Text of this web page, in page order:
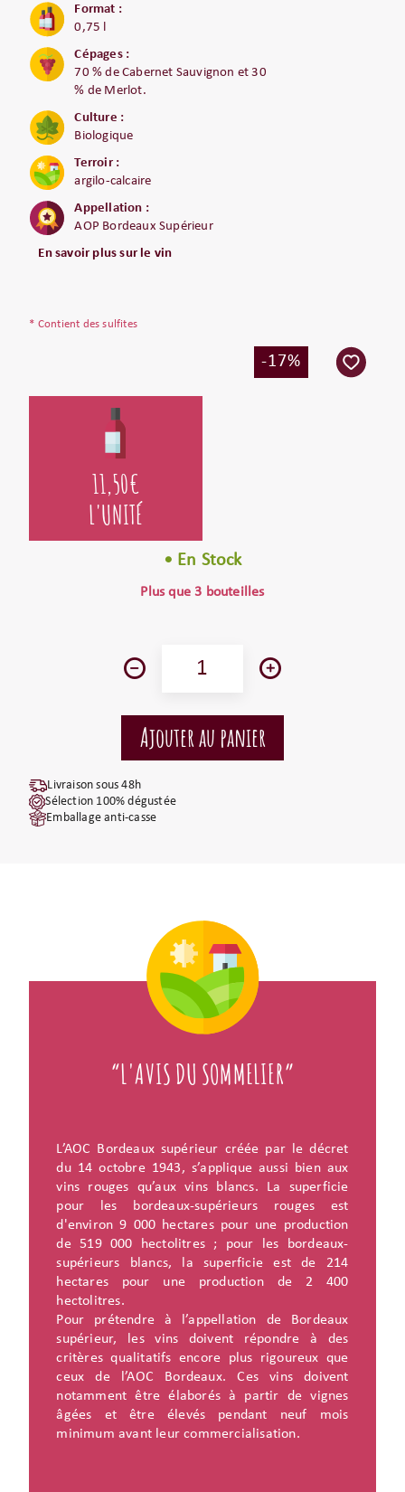
Format :
0,75 l
Cépages :
70 % de Cabernet Sauvignon et 30
% de Merlot.
Culture :
Biologique
Terroir :
argilo-calcaire
Appellation :
AOP Bordeaux Supérieur
En savoir plus sur le vin
* Contient des sulfites
-17%
11,50€
L'UNITÉ
• En Stock
Plus que 3 bouteilles
Livraison sous 48h
Sélection 100% dégustée
Emballage anti-casse
“L'AVIS DU SOMMELIER”
L’AOC Bordeaux supérieur créée par le décret
du 14 octobre 1943, s’applique aussi bien aux
vins rouges qu’aux vins blancs. La superficie
pour les bordeaux-supérieurs rouges est
d'environ 9 000 hectares pour une production
de 519 000 hectolitres ; pour les bordeaux-
supérieurs blancs, la superficie est de 214
hectares pour une production de 2 400
hectolitres.
Pour prétendre à l’appellation de Bordeaux
supérieur, les vins doivent répondre à des
critères qualitatifs encore plus rigoureux que
ceux de l’AOC Bordeaux. Ces vins doivent
notamment être élaborés à partir de vignes
âgées et être élevés pendant neuf mois
minimum avant leur commercialisation.